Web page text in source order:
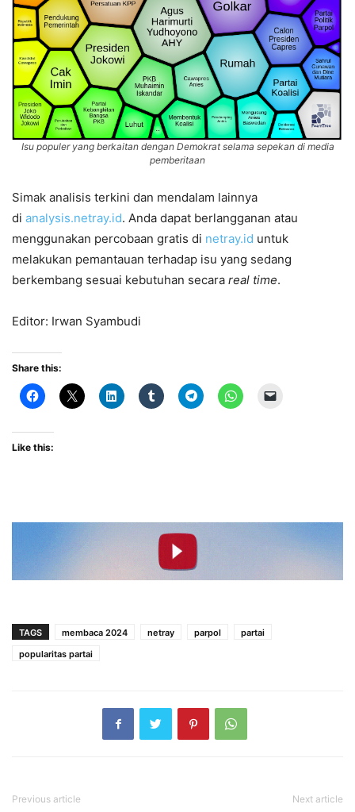
Isu populer yang berkaitan dengan Demokrat selama sepekan di media
pemberitaan
Simak analisis terkini dan mendalam lainnya
di analysis.netray.id. Anda dapat berlangganan atau
menggunakan percobaan gratis di netray.id untuk
melakukan pemantauan terhadap isu yang sedang
berkembang sesuai kebutuhan secara real time.
Editor: Irwan Syambudi
Share this:
Like this:
TAGS membaca 2024 netray parpol
partai
popularitas partai
Previous article Next article